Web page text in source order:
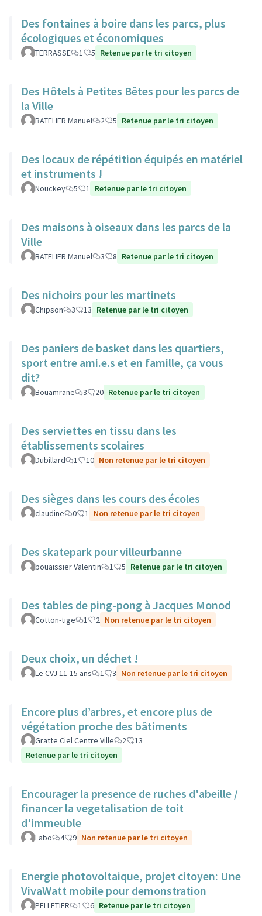
Des fontaines à boire dans les parcs, plus
écologiques et économiques
TERRASSE 1 5 Retenue par le tri citoyen
Des Hôtels à Petites Bêtes pour les parcs de
la Ville
BATELIER Manuel 2 5 Retenue par le tri citoyen
Des locaux de répétition équipés en matériel
et instruments !
Nouckey 5 1 Retenue par le tri citoyen
Des maisons à oiseaux dans les parcs de la
Ville
BATELIER Manuel 3 8 Retenue par le tri citoyen
Des nichoirs pour les martinets
Chipson 3 13 Retenue par le tri citoyen
Des paniers de basket dans les quartiers,
sport entre ami.e.s et en famille, ça vous
dit?
Bouamrane 3 20 Retenue par le tri citoyen
Des serviettes en tissu dans les
établissements scolaires
Dubillard 1 10 Non retenue par le tri citoyen
Des sièges dans les cours des écoles
claudine 0 1 Non retenue par le tri citoyen
Des skatepark pour villeurbanne
bouaissier Valentin 1 5 Retenue par le tri citoyen
Des tables de ping-pong à Jacques Monod
Cotton-tige 1 2 Non retenue par le tri citoyen
Deux choix, un déchet !
Le CVJ 11-15 ans 1 3 Non retenue par le tri citoyen
Encore plus d’arbres, et encore plus de
végétation proche des bâtiments
Gratte Ciel Centre Ville 2
13
Retenue par le tri citoyen
Encourager la presence de ruches d'abeille /
financer la vegetalisation de toit
d'immeuble
Labo 4 9 Non retenue par le tri citoyen
Energie photovoltaique, projet citoyen: Une
VivaWatt mobile pour demonstration
PELLETIER 1 6 Retenue par le tri citoyen